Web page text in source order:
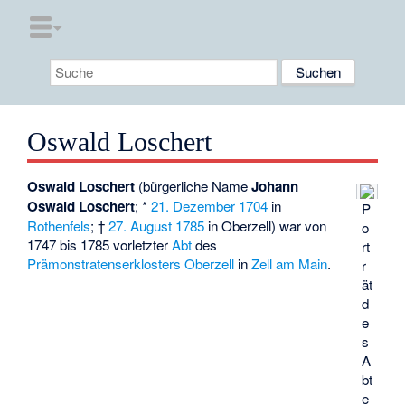
Oswald Loschert
P
o
rt
r
ät
d
e
s
A
bt
e
Oswald Loschert (bürgerliche NameJohann
Oswald Loschert; *21. Dezember 1704 in
Rothenfels; †27. August 1785 inOberzell) war von
1747 bis 1785 vorletzterAbtdes
Prämonstratenserklosters Oberzell inZell am Main.